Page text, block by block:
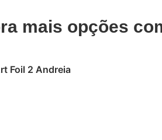
mais opções